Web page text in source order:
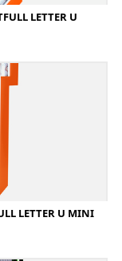
LETTER U
LETTER U MINI